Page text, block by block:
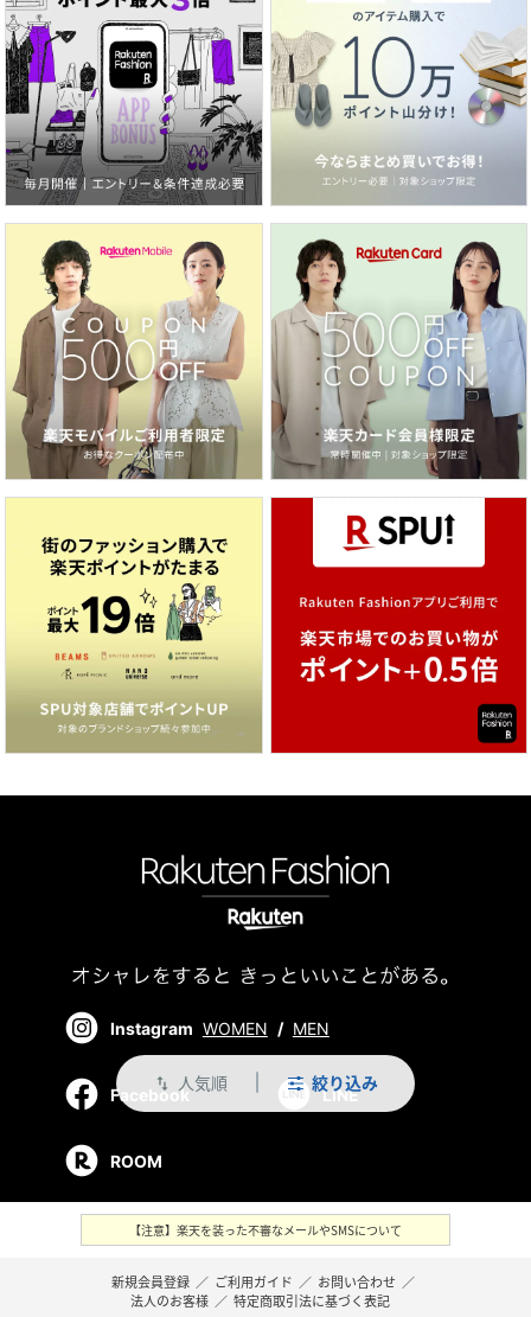
swap_vert 人気順 絞り込み
Instagram WOMEN / MEN
Facebook LINE
ROOM
【注意】楽天を装った不審なメールやSMSについて
新規会員登録 ／ ご利用ガイド ／ お問い合わせ ／
法人のお客様 ／ 特定商取引法に基づく表記